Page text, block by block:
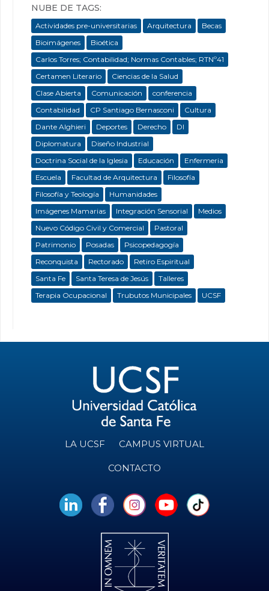
NUBE DE TAGS:
Actividades pre-universitarias Arquitectura
Becas
Bioimágenes
Bioética
Carlos Torres; Contabilidad; Normas Contables; RTNº41
Certamen Literario
Ciencias de la Salud
Clase Abierta
Comunicación
conferencia
Contabilidad
CP Santiago Bernasconi
Cultura
Dante Alghieri
Deportes Derecho
DI
Diplomatura
Diseño Industrial
Doctrina Social de la Iglesia
Educación
Enfermeria
Escuela
Facultad de Arquitectura
Filosofía
Filosofía y Teología
Humanidades
Imágenes Mamarias
Integración Sensorial
Medios
Nuevo Código Civil y Comercial
Pastoral
Patrimonio
Posadas
Psicopedagogía
Reconquista
Rectorado
Retiro Espiritual
Santa Fe
Santa Teresa de Jesús
Talleres
Terapia Ocupacional
Trubutos Municipales UCSF
LA UCSF CAMPUS VIRTUAL
CONTACTO